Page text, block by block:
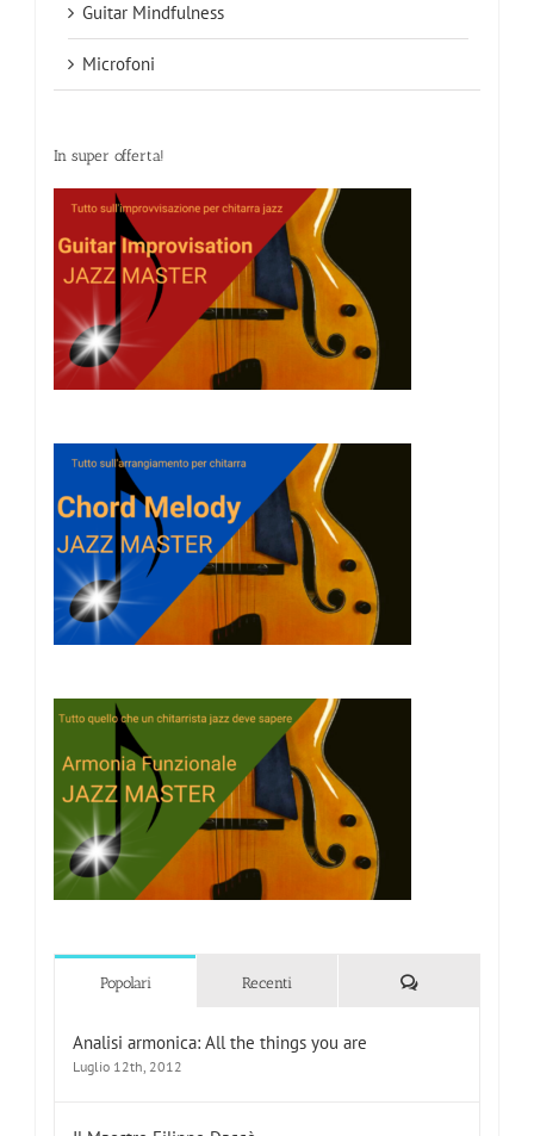
Guitar Mindfulness
Microfoni
In super offerta!
Popolari Recenti Commenti
Analisi armonica: All the things you are
Luglio 12th, 2012